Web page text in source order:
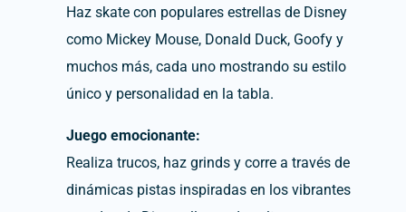
Haz skate con populares estrellas de Disney
como Mickey Mouse, Donald Duck, Goofy y
muchos más, cada uno mostrando su estilo
único y personalidad en la tabla.
Juego emocionante:
Realiza trucos, haz grinds y corre a través de
dinámicas pistas inspiradas en los vibrantes